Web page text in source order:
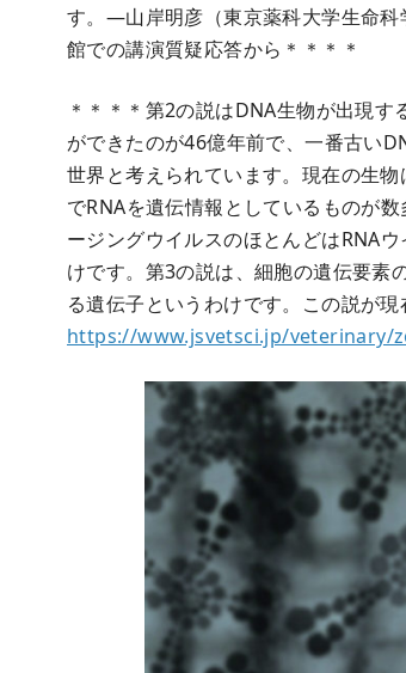
す。—山岸明彦（東京薬科大学生命科
館での講演質疑応答から＊＊＊＊
＊＊＊＊第2の説はDNA生物が出現
ができたのが46億年前で、一番古い
世界と考えられています。現在の生
でRNAを遺伝情報としているものが
ージングウイルスのほとんどはRNA
けです。第3の説は、細胞の遺伝要素
る遺伝子というわけです。この説が
https://www.jsvetsci.jp/veterinary/